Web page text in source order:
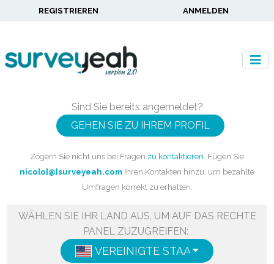
REGISTRIEREN ANMELDEN
Sind Sie bereits angemeldet?
GEHEN SIE ZU IHREM PROFIL
Zögern Sie nicht uns bei Fragen zu kontaktieren . Fügen Sie
nicolo[@]surveyeah.com Ihren Kontakten hinzu, um bezahlte
Umfragen korrekt zu erhalten.
WÄHLEN SIE IHR LAND AUS, UM AUF DAS RECHTE
PANEL ZUZUGREIFEN:
VEREINIGTE STAATENENGLISH